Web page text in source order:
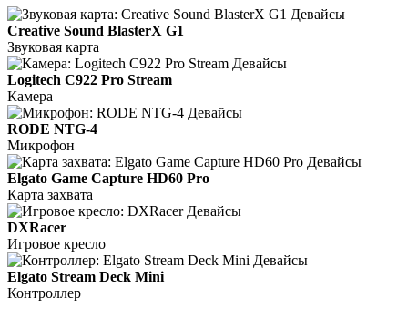
Creative Sound BlasterX G1
Звуковая карта
Logitech C922 Pro Stream
Камера
RODE NTG-4
Микрофон
Elgato Game Capture HD60 Pro
Карта захвата
DXRacer
Игровое кресло
Elgato Stream Deck Mini
Контроллер